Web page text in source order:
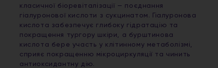
класичної біоревіталізації — поєднання
гіалуронової кислоти з сукцинатом. Гіалуронова
кислота забезпечує глибоку гідратацію та
покращення тургору шкіри, а бурштинова
кислота бере участь у клітинному метаболізмі,
сприяє покращенню мікроциркуляції та чинить
антиоксидантну дію.